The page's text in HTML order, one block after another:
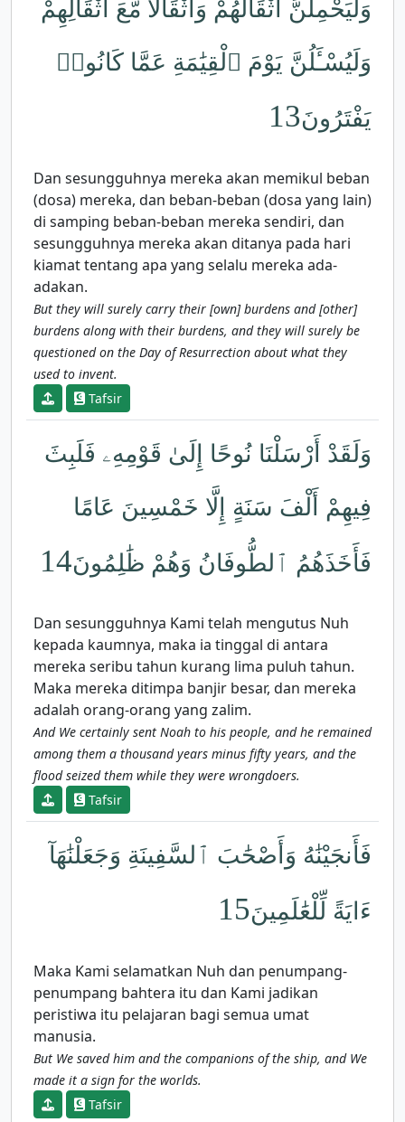
وَلَيَحْمِلُنَّ أَثْقَالَهُمْ وَأَثْقَالًا مَّعَ أَثْقَالِهِمْ
وَلَيُسْـَٔلُنَّ يَوْمَ ٱلْقِيَٰمَةِ عَمَّا كَانُوا۟
يَفْتَرُونَ13
Dan sesungguhnya mereka akan memikul beban
(dosa) mereka, dan beban-beban (dosa yang lain)
di samping beban-beban mereka sendiri, dan
sesungguhnya mereka akan ditanya pada hari
kiamat tentang apa yang selalu mereka ada-
adakan.
But they will surely carry their [own] burdens and [other]
burdens along with their burdens, and they will surely be
questioned on the Day of Resurrection about what they
used to invent.
Tafsir
وَلَقَدْ أَرْسَلْنَا نُوحًا إِلَىٰ قَوْمِهِۦ فَلَبِثَ
فِيهِمْ أَلْفَ سَنَةٍ إِلَّا خَمْسِينَ عَامًا
فَأَخَذَهُمُ ٱلطُّوفَانُ وَهُمْ ظَٰلِمُونَ14
Dan sesungguhnya Kami telah mengutus Nuh
kepada kaumnya, maka ia tinggal di antara
mereka seribu tahun kurang lima puluh tahun.
Maka mereka ditimpa banjir besar, dan mereka
adalah orang-orang yang zalim.
And We certainly sent Noah to his people, and he remained
among them a thousand years minus fifty years, and the
flood seized them while they were wrongdoers.
Tafsir
فَأَنجَيْنَٰهُ وَأَصْحَٰبَ ٱلسَّفِينَةِ وَجَعَلْنَٰهَآ
ءَايَةً لِّلْعَٰلَمِينَ15
Maka Kami selamatkan Nuh dan penumpang-
penumpang bahtera itu dan Kami jadikan
peristiwa itu pelajaran bagi semua umat
manusia.
But We saved him and the companions of the ship, and We
made it a sign for the worlds.
Tafsir